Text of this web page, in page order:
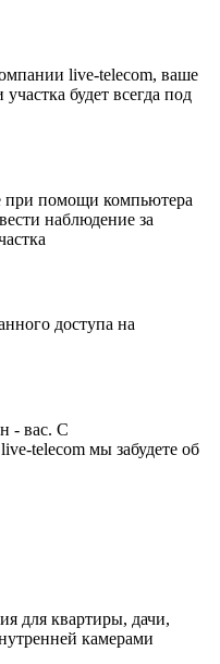
live-telecom, ваше
будет всегда под
при помощи компьютера
наблюдение за
доступа на
- вас. С
telecom мы забудете об
для квартиры, дачи,
камерами